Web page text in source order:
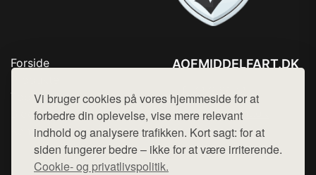
Vi bruger cookies på vores hjemmeside for at
forbedre din oplevelse, vise mere relevant
indhold og analysere trafikken. Kort sagt: for at
siden fungerer bedre – ikke for at være irriterende.
Cookie- og privatlivspolitik.
Forside
Top Rabatter
Blog
Kontakt
AOFMIDDELFART.DK
Mail: hej@want.dk
Cookie- og privatlivspolitik